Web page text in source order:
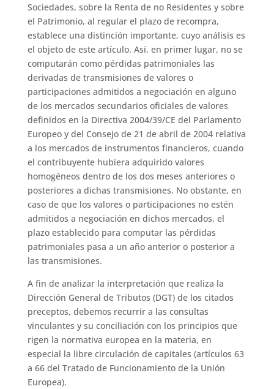
Sociedades, sobre la Renta de no Residentes y sobre
el Patrimonio, al regular el plazo de recompra,
establece una distinción importante, cuyo análisis es
el objeto de este artículo. Así, en primer lugar, no se
computarán como pérdidas patrimoniales las
derivadas de transmisiones de valores o
participaciones admitidos a negociación en alguno
de los mercados secundarios oficiales de valores
definidos en la Directiva 2004/39/CE del Parlamento
Europeo y del Consejo de 21 de abril de 2004 relativa
a los mercados de instrumentos financieros, cuando
el contribuyente hubiera adquirido valores
homogéneos dentro de los dos meses anteriores o
posteriores a dichas transmisiones. No obstante, en
caso de que los valores o participaciones no estén
admitidos a negociación en dichos mercados, el
plazo establecido para computar las pérdidas
patrimoniales pasa a un año anterior o posterior a
las transmisiones.
A fin de analizar la interpretación que realiza la
Dirección General de Tributos (DGT) de los citados
preceptos, debemos recurrir a las consultas
vinculantes y su conciliación con los principios que
rigen la normativa europea en la materia, en
especial la libre circulación de capitales (artículos 63
a 66 del Tratado de Funcionamiento de la Unión
Europea).